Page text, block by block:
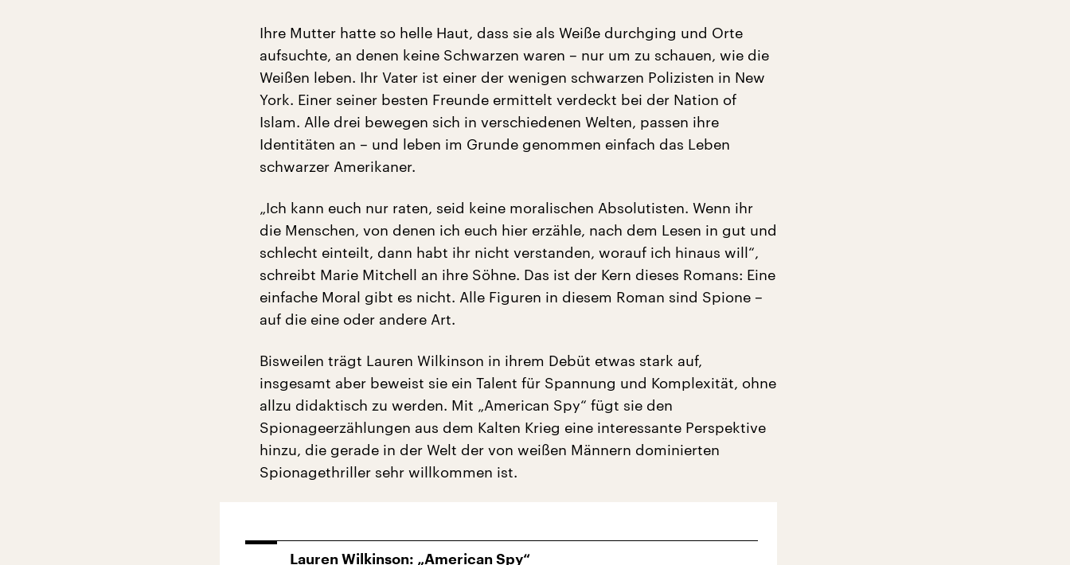
Ihre Mutter hatte so helle Haut, dass sie als Weiße durchging und Orte
aufsuchte, an denen keine Schwarzen waren – nur um zu schauen, wie die
Weißen leben. Ihr Vater ist einer der wenigen schwarzen Polizisten in New
York. Einer seiner besten Freunde ermittelt verdeckt bei der Nation of
Islam. Alle drei bewegen sich in verschiedenen Welten, passen ihre
Identitäten an – und leben im Grunde genommen einfach das Leben
schwarzer Amerikaner.
„Ich kann euch nur raten, seid keine moralischen Absolutisten. Wenn ihr
die Menschen, von denen ich euch hier erzähle, nach dem Lesen in gut und
schlecht einteilt, dann habt ihr nicht verstanden, worauf ich hinaus will“,
schreibt Marie Mitchell an ihre Söhne. Das ist der Kern dieses Romans: Eine
einfache Moral gibt es nicht. Alle Figuren in diesem Roman sind Spione –
auf die eine oder andere Art.
Bisweilen trägt Lauren Wilkinson in ihrem Debüt etwas stark auf,
insgesamt aber beweist sie ein Talent für Spannung und Komplexität, ohne
allzu didaktisch zu werden. Mit „American Spy“ fügt sie den
Spionageerzählungen aus dem Kalten Krieg eine interessante Perspektive
hinzu, die gerade in der Welt der von weißen Männern dominierten
Spionagethriller sehr willkommen ist.
Lauren Wilkinson: „American Spy“